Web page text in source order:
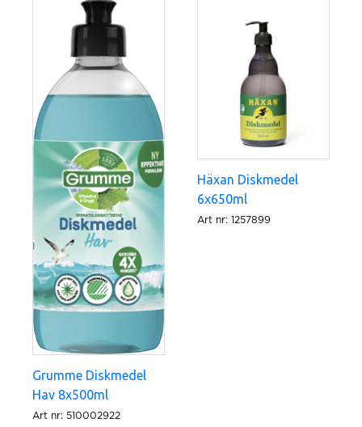
Antal i förpackning: 8x500ml
Svanen
Svanen granskar produkter ur ett
livscykelperspektiv, från råvara till avfall.
Kriterierna skärps kontinuerligt för att driva på
utvecklingen mot hållbar konsumtion och
produktion
Grumme Diskmedel
Hav 8x500ml
Art nr: 510002922
Häxan Diskmedel
6x650ml
Art nr: 1257899